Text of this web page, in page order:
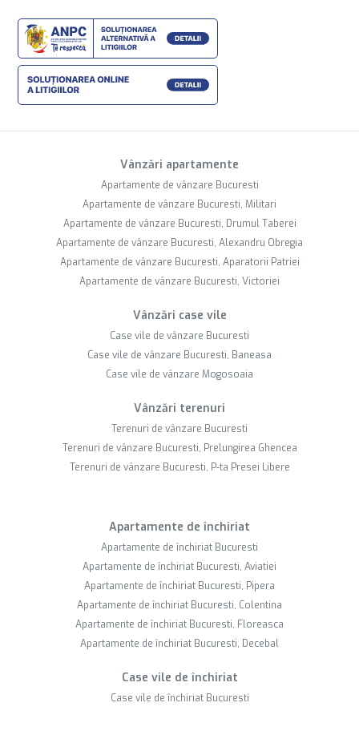
Vânzări apartamente
Apartamente de vânzare Bucuresti
Apartamente de vânzare Bucuresti, Militari
Apartamente de vânzare Bucuresti, Drumul Taberei
Apartamente de vânzare Bucuresti, Alexandru Obregia
Apartamente de vânzare Bucuresti, Aparatorii Patriei
Apartamente de vânzare Bucuresti, Victoriei
Vânzări case vile
Case vile de vânzare Bucuresti
Case vile de vânzare Bucuresti, Baneasa
Case vile de vânzare Mogosoaia
Vânzări terenuri
Terenuri de vânzare Bucuresti
Terenuri de vânzare Bucuresti, Prelungirea Ghencea
Terenuri de vânzare Bucuresti, P-ta Presei Libere
Apartamente de închiriat
Apartamente de închiriat Bucuresti
Apartamente de închiriat Bucuresti, Aviatiei
Apartamente de închiriat Bucuresti, Pipera
Apartamente de închiriat Bucuresti, Colentina
Apartamente de închiriat Bucuresti, Floreasca
Apartamente de închiriat Bucuresti, Decebal
Case vile de închiriat
Case vile de închiriat Bucuresti